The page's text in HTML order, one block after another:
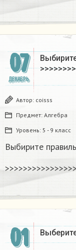
07
ДЕКАБРЬ
Автор: coisss
Предмет: Алгебра
Уровень: 5 - 9 класс
Выбирите
01